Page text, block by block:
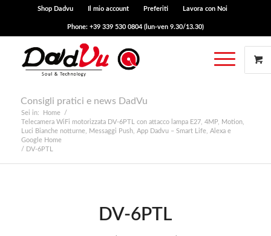
Shop Dadvu Il mio account Preferiti Lavora con Noi
Phone: +39 339 530 0804 (lun-ven 9.30/13.30)
Consigli pratici e news DadVu
Sei in: Home
/
Telecamera WiFi motorizzata DV-6PTL con attacco lampa E27, 4MP, Motion,
Luci Bianche notturne, Messaggi Push, App Dadvu – Smart Life, Alexa e
Google Home
/ DV-6PTL
DV-6PTL